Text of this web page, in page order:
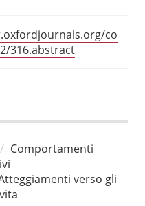
co
316.abstract
Comportamenti
verso gli